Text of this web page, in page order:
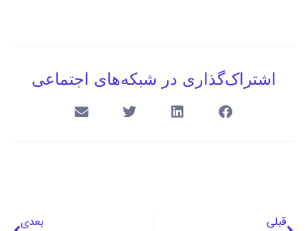
اشتراک‌گذاری در شبکه‌های اجتماعی
قبلی بعدی